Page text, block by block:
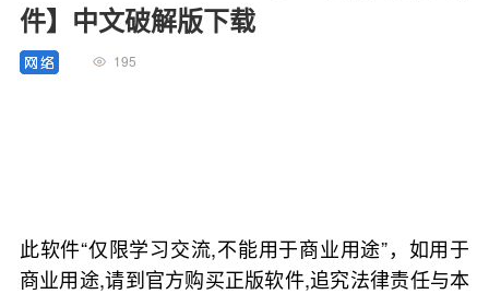
件】中文破解版下载
195
此软件“仅限学习交流,不能用于商业用途”，如用于
商业用途,请到官方购买正版软件,追究法律责任与本